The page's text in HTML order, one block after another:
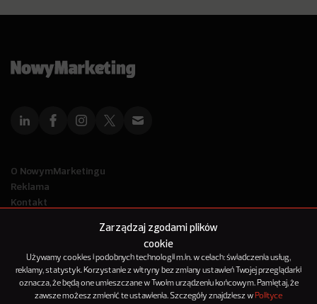
Zarządzaj zgodami plików
cookie
Używamy cookies i podobnych technologii m.in. w celach: świadczenia usług,
reklamy, statystyk. Korzystanie z witryny bez zmiany ustawień Twojej przeglądarki
oznacza, że będą one umieszczane w Twoim urządzeniu końcowym. Pamiętaj, że
zawsze możesz zmienić te ustawienia. Szczegóły znajdziesz w Polityce
O NowymMarketingu
Reklama
Kontakt
© 2012-2025